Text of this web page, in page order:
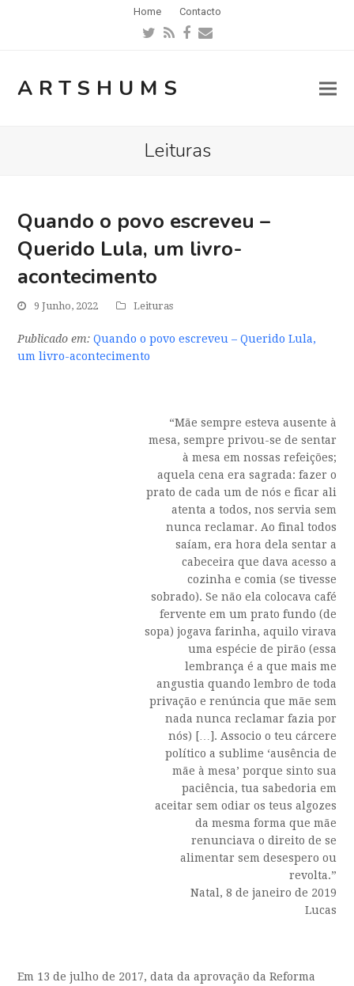
Home Contacto
Twitter
RSSFacebook
Email
ARTSHUMS
Leituras
Quando o povo escreveu –
Querido Lula, um livro-
acontecimento
9 Junho, 2022 Leituras
Publicado em: Quando o povo escreveu – Querido Lula,
um livro-acontecimento
“Mãe sempre esteva ausente à
mesa, sempre privou-se de sentar
à mesa em nossas refeições;
aquela cena era sagrada: fazer o
prato de cada um de nós e ficar ali
atenta a todos, nos servia sem
nunca reclamar. Ao final todos
saíam, era hora dela sentar a
cabeceira que dava acesso a
cozinha e comia (se tivesse
sobrado). Se não ela colocava café
fervente em um prato fundo (de
sopa) jogava farinha, aquilo virava
uma espécie de pirão (essa
lembrança é a que mais me
angustia quando lembro de toda
privação e renúncia que mãe sem
nada nunca reclamar fazia por
nós) […]. Associo o teu cárcere
político a sublime ‘ausência de
mãe à mesa’ porque sinto sua
paciência, tua sabedoria em
aceitar sem odiar os teus algozes
da mesma forma que mãe
renunciava o direito de se
alimentar sem desespero ou
revolta.”
Natal, 8 de janeiro de 2019
Lucas
Em 13 de julho de 2017, data da aprovação da Reforma